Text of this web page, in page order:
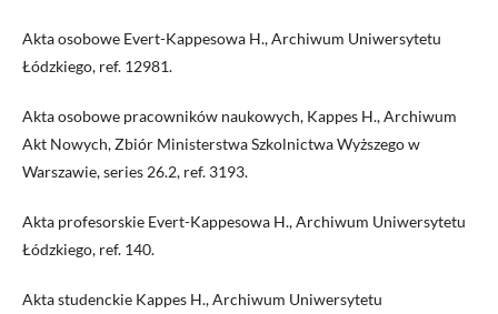
Akta osobowe Evert-Kappesowa H., Archiwum Uniwersytetu
Łódzkiego, ref. 12981.
Akta osobowe pracowników naukowych, Kappes H., Archiwum
Akt Nowych, Zbiór Ministerstwa Szkolnictwa Wyższego w
Warszawie, series 26.2, ref. 3193.
Akta profesorskie Evert-Kappesowa H., Archiwum Uniwersytetu
Łódzkiego, ref. 140.
Akta studenckie Kappes H., Archiwum Uniwersytetu